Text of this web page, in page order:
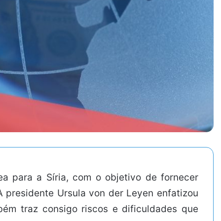
para a Síria, com o objetivo de fornecer
Ursula von der Leyen enfatizou
traz consigo riscos e dificuldades que